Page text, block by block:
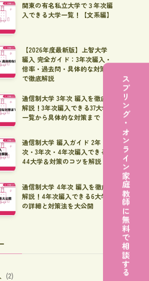
関東の有名私立大学で３年次編
入できる大学一覧！【文系編】
【2026年度最新版】上智大学
編入 完全ガイド：3年次編入・
倍率・過去問・具体的な対策ま
で徹底解説
通信制大学 3年次 編入を徹底
解説！3年次編入できる37大学
一覧から具体的な対策まで
通信制大学 編入ガイド 2年
次・3年次・4年次編入できる
44大学＆対策のコツを解説
通信制大学 4年次 編入を徹底
解説！4年次編入できる6大学
の詳細と対策法を大公開
(2) スプリング・オンライン家庭教師に無料で相談する